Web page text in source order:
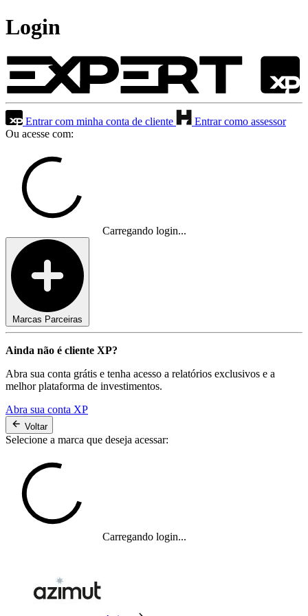
Login
Entrar com minha conta de cliente
Entrar como assessor
Ou acesse com:
Carregando login...
Marcas Parceiras
Ainda não é cliente XP?
Abra sua conta grátis e tenha acesso a relatórios exclusivos e a
melhor plataforma de investimentos.
Abra sua conta XP
Voltar
Selecione a marca que deseja acessar:
Carregando login...